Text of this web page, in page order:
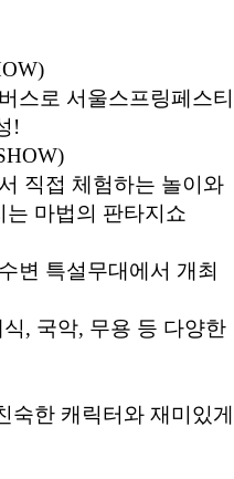
스로 서울스프링페스티
!
직접 체험하는 놀이와
마법의 판타지쇼
변 특설무대에서 개최
, 국악, 무용 등 다양한
숙한 캐릭터와 재미있게